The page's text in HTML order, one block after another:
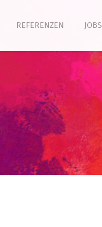
REFERENZEN JOBS